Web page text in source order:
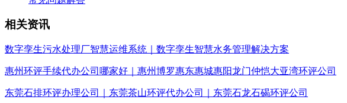
相关资讯
数字孪生污水处理厂智慧运维系统｜数字孪生智慧水务管理解决方案
惠州环评手续代办公司哪家好｜惠州博罗惠东惠城惠阳龙门仲恺大亚湾环评公司
东莞石排环评办理公司｜东莞茶山环评代办公司｜东莞石龙石碣环评公司